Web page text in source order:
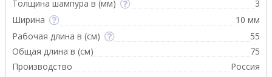
Толщина шампура в (мм)
3
Ширина
10 мм
Рабочая длина в (см)
55
Общая длина в (см)
75
Производство
Россия